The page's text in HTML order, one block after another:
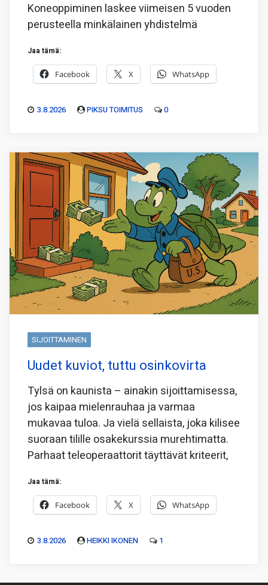
Koneoppiminen laskee viimeisen 5 vuoden
perusteella minkälainen yhdistelmä
Jaa tämä:
Facebook X WhatsApp
3.8.2026 PIKSU TOIMITUS 0
SIJOITTAMINEN
Uudet kuviot, tuttu osinkovirta
Tylsä on kaunista – ainakin sijoittamisessa,
jos kaipaa mielenrauhaa ja varmaa
mukavaa tuloa. Ja vielä sellaista, joka kilisee
suoraan tilille osakekurssia murehtimatta.
Parhaat teleoperaattorit täyttävät kriteerit,
Jaa tämä:
Facebook X WhatsApp
3.8.2026 HEIKKI IKONEN 1